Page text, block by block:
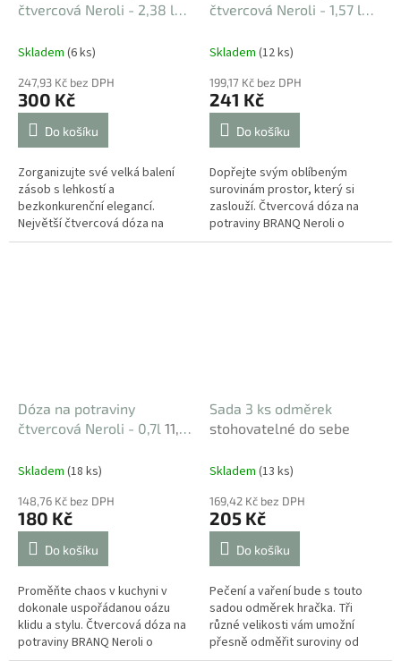
čtvercová Neroli - 2,38 l
Skladem (6 ks)
247,93 Kč bez DPH
300 Kč
Do košíku
Zorganizujte své velká balení
zásob s lehkostí a
bezkonkurenční elegancí.
Největší čtvercová dóza na
potraviny BRANQ Neroli o
čtvercová Neroli - 1,57 l
Skladem (12 ks)
199,17 Kč bez DPH
241 Kč
Do košíku
Dopřejte svým oblíbeným
surovinám prostor, který si
zaslouží. Čtvercová dóza na
potraviny BRANQ Neroli o
objemu 1,57 l je ideální volbou
Dóza na potraviny
čtvercová Neroli - 0,7l 11,5
Skladem (18 ks)
148,76 Kč bez DPH
180 Kč
Do košíku
Proměňte chaos v kuchyni v
dokonale uspořádanou oázu
klidu a stylu. Čtvercová dóza na
potraviny BRANQ Neroli o
objemu 0,7 l představuje
Sada 3 ks odměrek
stohovatelné do sebe
Skladem (13 ks)
169,42 Kč bez DPH
205 Kč
Do košíku
Pečení a vaření bude s touto
sadou odměrek hračka. Tři
různé velikosti vám umožní
přesně odměřit suroviny od
trošky mléka až po kilogram